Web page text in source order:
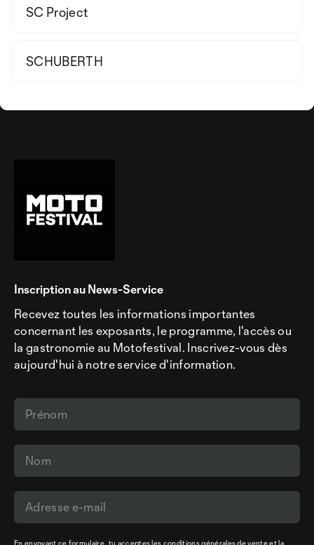
SC Project
SCHUBERTH
Inscription au News-Service
Recevez toutes les informations importantes
concernant les exposants, le programme, l'accès ou
la gastronomie au Motofestival. Inscrivez-vous dès
aujourd'hui à notre service d'information.
En envoyant ce formulaire, tu acceptes les conditions générales de venteet la